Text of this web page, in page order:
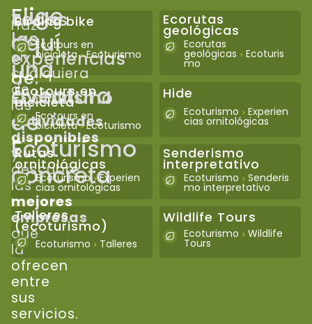
Elige
aquí
una
aventura
de
Ecoturismo
concreta
Haz
clic
en
cualquiera
de
las
actividades
disponibles
y
descubre
las
mejores
empresas
que
la
ofrecen
entre
sus
servicios.
Todas
las
experiencias
de:
Ecoturismo
Birding bike
Ecotours en
bicicleta > Ecoturismo
Ecorutas
geológicas
Ecorutas
geológicas > Ecoturis
mo
Ecotours en
bicicleta
Ecotours en
bicicleta > Ecoturismo
Hide
Ecoturismo > Experien
cias ornitológicas
Rutas
ornitológicas
Ecoturismo > Experien
cias ornitológicas
Senderismo
interpretativo
Ecoturismo > Senderis
mo interpretativo
Talleres
(ecoturismo)
Ecoturismo > Talleres
Wildlife Tours
Ecoturismo > Wildlife
Tours